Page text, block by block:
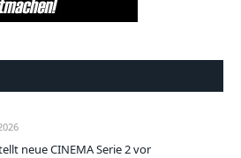
neue CINEMA Serie 2 vor